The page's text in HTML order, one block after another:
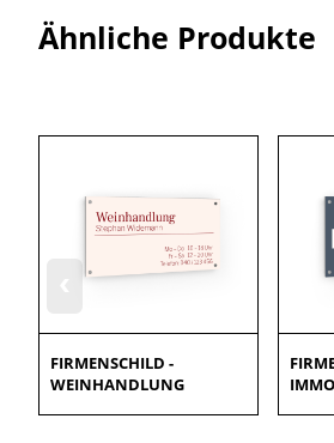
Ähnliche Produkte
FIRMENSCHILD -
WEINHANDLUNG